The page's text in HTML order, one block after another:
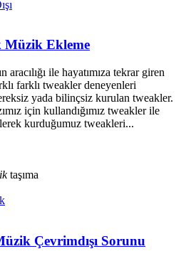
Ekleme
aracılığı ile hayatımıza tekrar giren
farklı tweakler deneyenleri
yada bilinçsiz kurulan tweakler.
için kullandığımız tweakler ile
kurduğumuz tweakleri...
taşıma
Çevrimdışı Sorunu